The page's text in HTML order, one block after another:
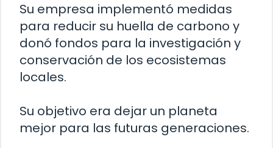
Su empresa implementó medidas
para reducir su huella de carbono y
donó fondos para la investigación y
conservación de los ecosistemas
locales.
Su objetivo era dejar un planeta
mejor para las futuras generaciones.